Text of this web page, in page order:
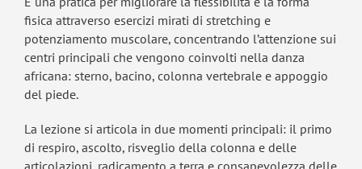
fisica attraverso esercizi mirati di stretching e
potenziamento muscolare, concentrando l’attenzione sui
centri principali che vengono coinvolti nella danza
africana: sterno, bacino, colonna vertebrale e appoggio
del piede.
La lezione si articola in due momenti principali: il primo
di respiro, ascolto, risveglio della colonna e delle
articolazioni, radicamento a terra e consapevolezza delle